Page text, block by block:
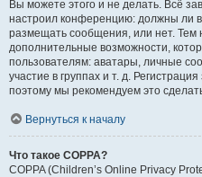
Вы можете этого и не делать. Всё
настроил конференцию: должны ли
размещать сообщения, или нет. Тем
дополнительные возможности,
пользователям: аватары, личные
участие в группах и т. д.
поэтому мы рекомендуем это
Вернуться к началу
Что такое COPPA?
COPPA (Children’s Online Privacy